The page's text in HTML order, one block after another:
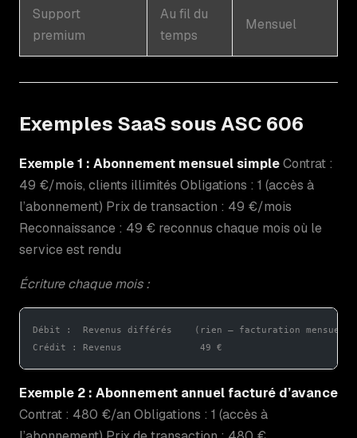
Support
premium
Au fil du
temps
Mensuel
Exemples SaaS sous ASC 606
Exemple 1 : Abonnement mensuel simpleContrat :
49 €/mois, clients illimités Obligations : 1 (accès à
l’abonnement) Prix de transaction : 49 €/mois
Reconnaissance : 49 € reconnus chaque mois où le
service est rendu
Écriture chaque mois :
Débit :  Revenus différés    (rien — facturation
Crédit : Revenus              49 €
Exemple 2 : Abonnement annuel facturé d’avance
Contrat : 480 €/an Obligations : 1 (accès à